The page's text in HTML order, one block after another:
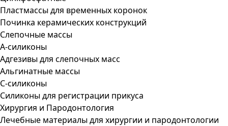
Пластмассы для временных коронок
Починка керамических конструкций
Слепочные массы
А-силиконы
Адгезивы для слепочных масс
Альгинатные массы
С-силиконы
Силиконы для регистрации прикуса
Хирургия и Пародонтология
Лечебные материалы для хирургии и пародонтологии